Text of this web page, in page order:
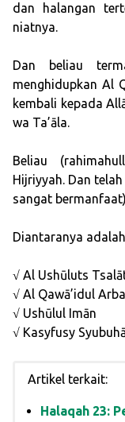
dan halangan
niatnya.
Dan beliau
menghidupkan Al
kembali kepada
wa Ta’āla.
Beliau
Hijriyyah. Dan
sangat
Diantaranya
√ Al Ushūluts
√ Al Qawā’idul
√ Ushūlul Imān
√ Kasyfusy
Artikel terkait:
Halaqah 23: